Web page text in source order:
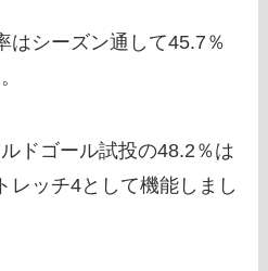
はシーズン通して45.7％
ドゴール試投の48.2％は
レッチ4として機能しまし